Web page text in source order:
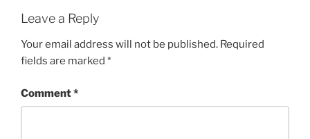
Leave a Reply
Your email address will not be published. Required
fields are marked *
Comment*